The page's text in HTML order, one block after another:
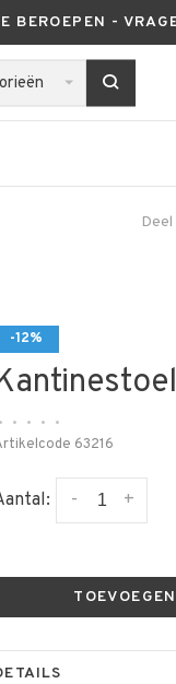
BEROEPEN -
-12%
• • • •
•
63216
+
-